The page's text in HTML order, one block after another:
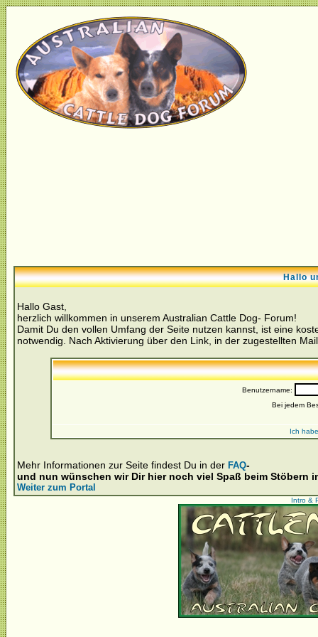
Hallo
Hallo Gast,
herzlich willkommen in unserem Australian Cattle Dog- Forum!
Damit Du den vollen Umfang der Seite nutzen kannst, ist eine
notwendig. Nach Aktivierung über den Link, in der zugestellten
Benutzername:
Bei jedem
Ich
Mehr Informationen zur Seite findest Du in der FAQ-
und nun wünschen wir Dir hier noch viel Spaß beim Stöbern
Weiter zum Portal
Intro &